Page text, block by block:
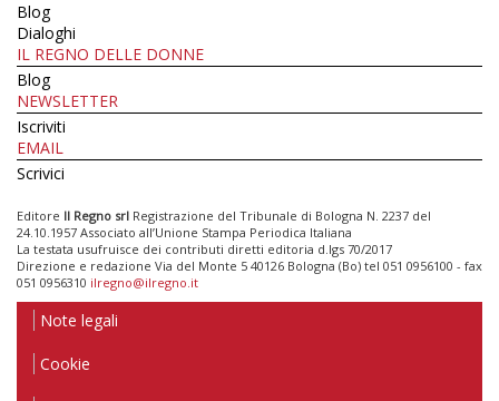
Blog
Dialoghi
IL REGNO DELLE DONNE
Blog
NEWSLETTER
Iscriviti
EMAIL
Scrivici
Editore Il Regno srl Registrazione del Tribunale di Bologna N. 2237 del
24.10.1957 Associato all’Unione Stampa Periodica Italiana
La testata usufruisce dei contributi diretti editoria d.lgs 70/2017
Direzione e redazione Via del Monte 5 40126 Bologna (Bo) tel 051 0956100 - fax
051 0956310 ilregno@ilregno.it
Note legali
Cookie